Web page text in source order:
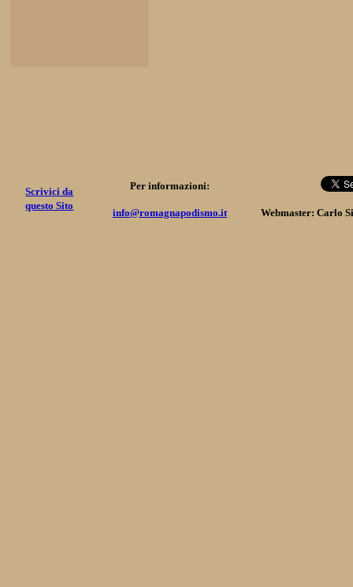
Scrivici da
questo Sito
Per informazioni:
info@romagnapodismo.it Webmaster: Carlo